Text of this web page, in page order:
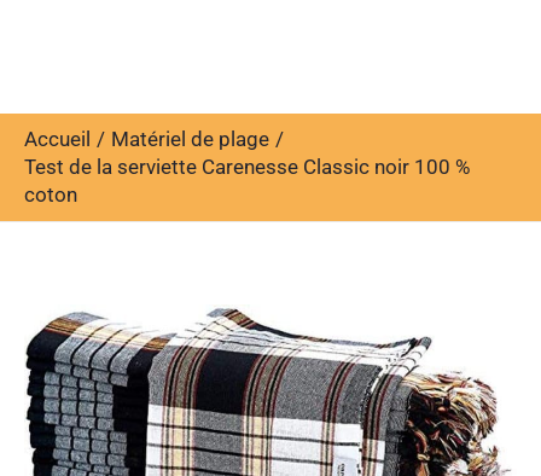
Accueil
Matériel de plage
Test de la serviette Carenesse Classic noir 100 %
coton